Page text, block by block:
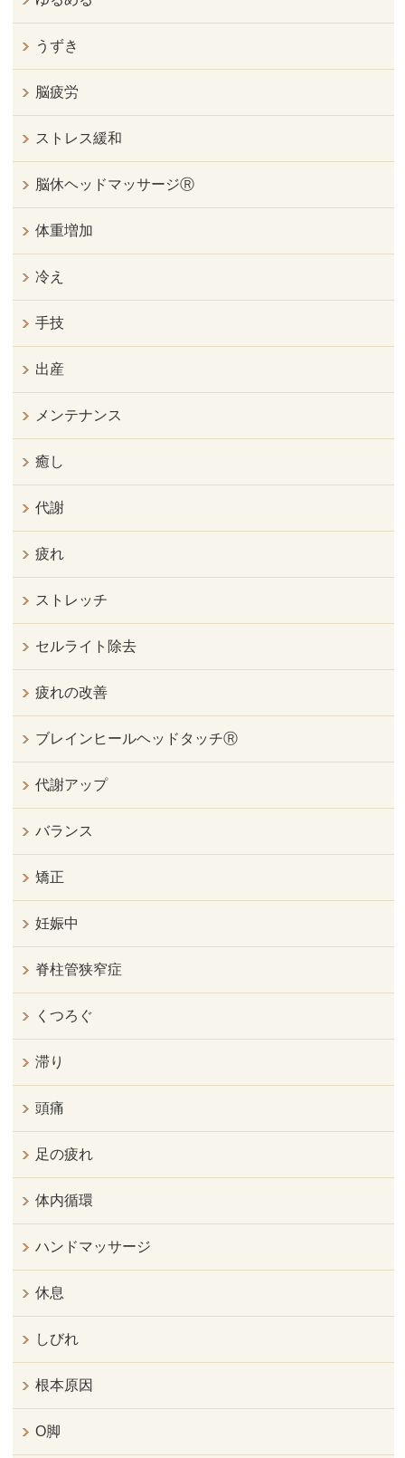
うずき
脳疲労
ストレス緩和
脳休ヘッドマッサージⓇ
体重増加
冷え
手技
出産
メンテナンス
癒し
代謝
疲れ
ストレッチ
セルライト除去
疲れの改善
ブレインヒールヘッドタッチⓇ
代謝アップ
バランス
矯正
妊娠中
脊柱管狭窄症
くつろぐ
滞り
頭痛
足の疲れ
体内循環
ハンドマッサージ
休息
しびれ
根本原因
O脚